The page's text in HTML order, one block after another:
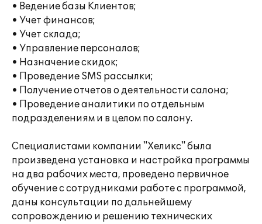
• Ведение базы Клиентов;
• Учет финансов;
• Учет склада;
• Управление персоналов;
• Назначение скидок;
• Проведение SMS рассылки;
• Получение отчетов о деятельности салона;
• Проведение аналитики по отдельным
подразделениям и в целом по салону.
Специалистами компании "Хеликс" была
произведена установка и настройка программы
на два рабочих места, проведено первичное
обучение с сотрудниками работе с программой,
даны консультации по дальнейшему
сопровождению и решению технических